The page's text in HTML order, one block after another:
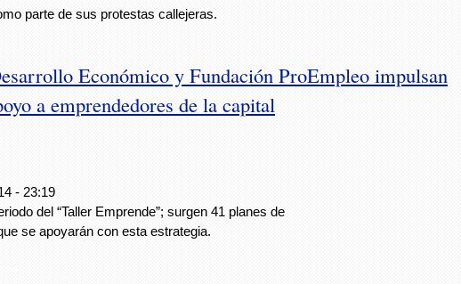
parte de sus protestas callejeras.
Económico y Fundación ProEmpleo impulsan
a emprendedores de la capital
- 23:19
del “Taller Emprende”; surgen 41 planes de
se apoyarán con esta estrategia.